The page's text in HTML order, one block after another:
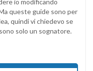
io modificando
queste guide sono per
quindi vi chiedevo se
solo un sognatore.